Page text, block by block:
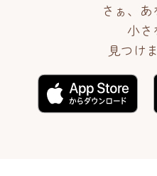
さぁ、
小さ
見つけ